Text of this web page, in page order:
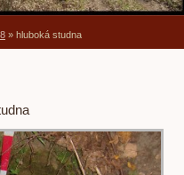
» hluboká studna